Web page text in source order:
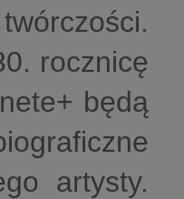
rocznicę
będą
artysty.